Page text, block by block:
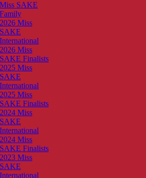
Miss SAKE
Family
2026 Miss
SAKE
International
2026 Miss
SAKE Finalists
2025 Miss
SAKE
International
2025 Miss
SAKE Finalists
2024 Miss
SAKE
International
2024 Miss
SAKE Finalists
2023 Miss
SAKE
International